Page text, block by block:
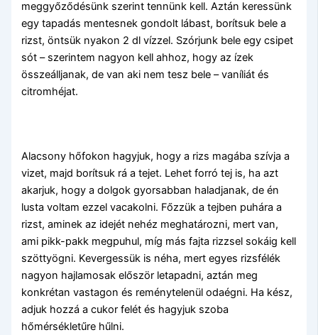
meggyőződésünk szerint tennünk kell. Aztán keressünk
egy tapadás mentesnek gondolt lábast, borítsuk bele a
rizst, öntsük nyakon 2 dl vízzel. Szórjunk bele egy csipet
sót – szerintem nagyon kell ahhoz, hogy az ízek
összeálljanak, de van aki nem tesz bele – vaníliát és
citromhéjat.
Alacsony hőfokon hagyjuk, hogy a rizs magába szívja a
vizet, majd borítsuk rá a tejet. Lehet forró tej is, ha azt
akarjuk, hogy a dolgok gyorsabban haladjanak, de én
lusta voltam ezzel vacakolni. Főzzük a tejben puhára a
rizst, aminek az idejét nehéz meghatározni, mert van,
ami pikk-pakk megpuhul, míg más fajta rizzsel sokáig kell
szöttyögni. Kevergessük is néha, mert egyes rizsfélék
nagyon hajlamosak először letapadni, aztán meg
konkrétan vastagon és reménytelenül odaégni. Ha kész,
adjuk hozzá a cukor felét és hagyjuk szoba
hőmérsékletűre hűlni.